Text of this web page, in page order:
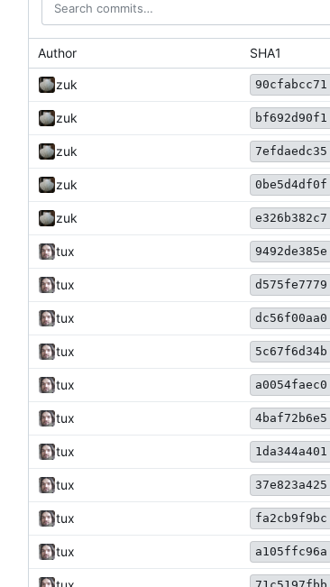
Author SHA1
zuk 90cfabcc71
zuk bf692d90f1
zuk 7efdaedc35
zuk 0be5d4df0f
zuk e326b382c7
tux 9492de385e
tux d575fe7779
tux dc56f00aa0
tux 5c67f6d34b
tux a0054faec0
tux 4baf72b6e5
tux 1da344a401
tux 37e823a425
tux fa2cb9f9bc
tux a105ffc96a